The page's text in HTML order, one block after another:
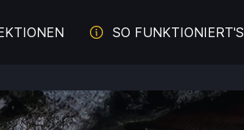
SO FUNKTIONIERT'S
Juliette Binoche - Die Zauberin